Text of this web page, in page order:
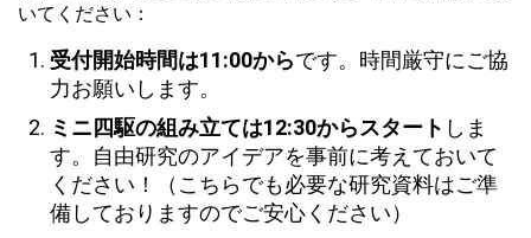
いてください：
受付開始時間は11:00からです。時間厳守にご協
力お願いします。
ミニ四駆の組み立ては12:30からスタート しま
す。自由研究のアイデアを事前に考えておいて
ください！（こちらでも必要な研究資料はご準
備しておりますのでご安心ください）